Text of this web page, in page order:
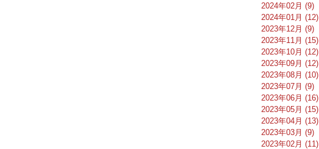
2024年02月 (9)
2024年01月 (12)
2023年12月 (9)
2023年11月 (15)
2023年10月 (12)
2023年09月 (12)
2023年08月 (10)
2023年07月 (9)
2023年06月 (16)
2023年05月 (15)
2023年04月 (13)
2023年03月 (9)
2023年02月 (11)